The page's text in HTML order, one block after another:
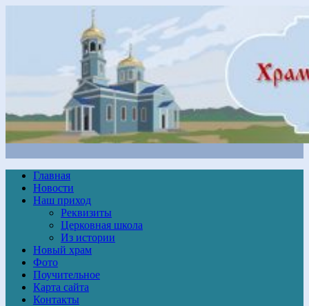
Главная
Новости
Наш приход
Реквизиты
Церковная школа
Из истории
Новый храм
Фото
Поучительное
Карта сайта
Контакты